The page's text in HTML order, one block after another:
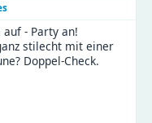
- Party an!
stilecht mit einer
Doppel-Check.